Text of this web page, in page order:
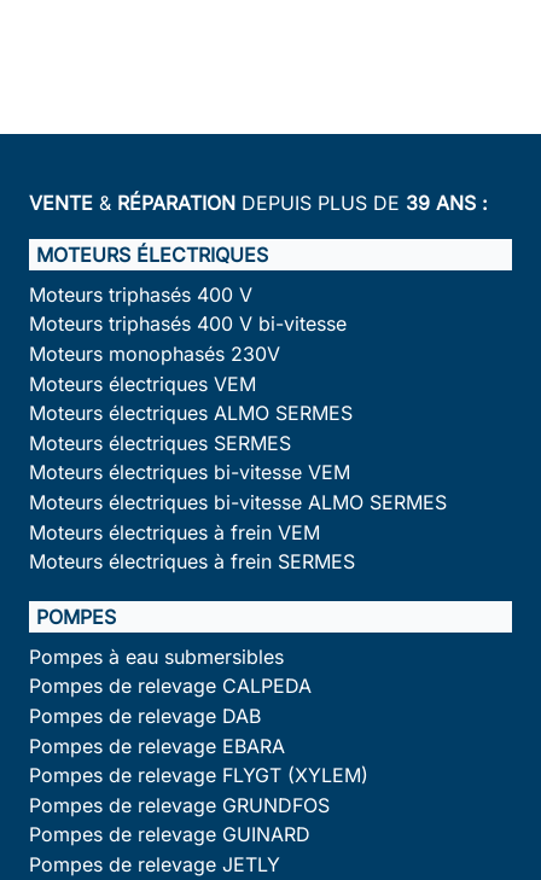
VENTE & RÉPARATION DEPUIS PLUS DE 39 ANS :
MOTEURS ÉLECTRIQUES
Moteurs triphasés 400 V
Moteurs triphasés 400 V bi-vitesse
Moteurs monophasés 230V
Moteurs électriques VEM
Moteurs électriques ALMO SERMES
Moteurs électriques SERMES
Moteurs électriques bi-vitesse VEM
Moteurs électriques bi-vitesse ALMO SERMES
Moteurs électriques à frein VEM
Moteurs électriques à frein SERMES
POMPES
Pompes à eau submersibles
Pompes de relevage CALPEDA
Pompes de relevage DAB
Pompes de relevage EBARA
Pompes de relevage FLYGT (XYLEM)
Pompes de relevage GRUNDFOS
Pompes de relevage GUINARD
Pompes de relevage JETLY